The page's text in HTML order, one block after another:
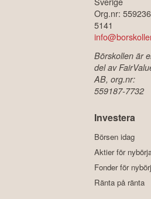
Org.nr:
5141
Börskollen är
del av
AB, org.nr:
559187-7732
Investera
Börsen idag
Aktier för
Fonder för
Ränta på ränta